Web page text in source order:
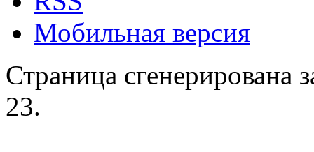
Мобильная версия
Страница сгенерирована
23.